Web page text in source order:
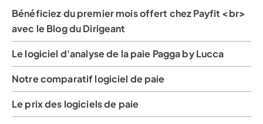
Bénéficiez du premier mois offert chez Payfit <br>
avec le Blog du Dirigeant
Le logiciel d'analyse de la paie Pagga by Lucca
Notre comparatif logiciel de paie
Le prix des logiciels de paie